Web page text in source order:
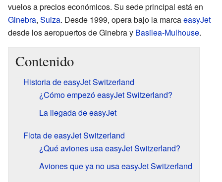
vuelos a precios económicos. Su sede principal está en
Ginebra, Suiza. Desde 1999, opera bajo la marcaeasyJet
desde los aeropuertos de Ginebra y Basilea-Mulhouse.
Contenido
Historia de easyJet Switzerland
¿Cómo empezó easyJet Switzerland?
La llegada de easyJet
Flota de easyJet Switzerland
¿Qué aviones usa easyJet Switzerland?
Aviones que ya no usa easyJet Switzerland